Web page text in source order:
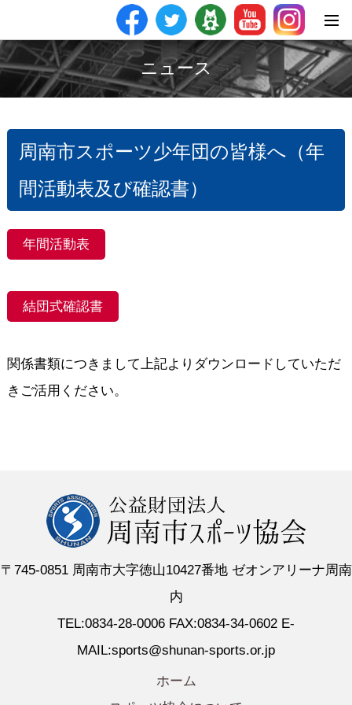
ニュース
周南市スポーツ少年団の皆様へ（年
間活動表及び確認書）
年間活動表
結団式確認書
関係書類につきまして上記よりダウンロードしていただ
きご活用ください。
〒745-0851 周南市大字徳山10427番地 ゼオンアリーナ周南
内
TEL:0834-28-0006 FAX:0834-34-0602 E-
MAIL:sports@shunan-sports.or.jp
ホーム